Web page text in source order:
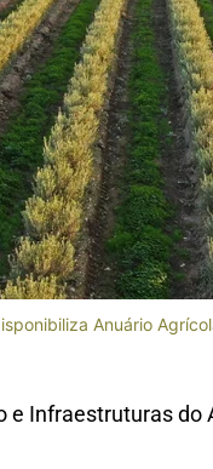
Anuário
e Infraestruturas do